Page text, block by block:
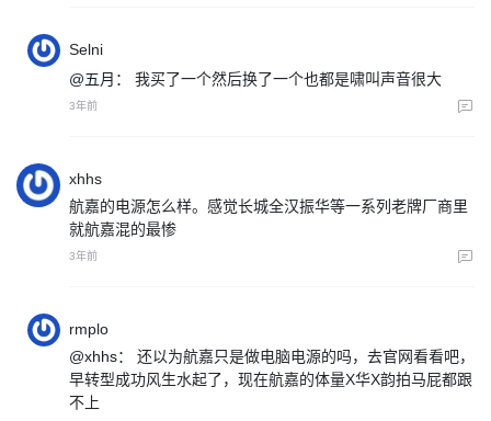
Selni
@五月：
我买了一个然后换了一个也都是啸叫声音很大
3年前
xhhs
航嘉的电源怎么样。感觉长城全汉振华等一系列老牌厂商里
就航嘉混的最惨
3年前
rmplo
@xhhs：
还以为航嘉只是做电脑电源的吗，去官网看看吧，
早转型成功风生水起了，现在航嘉的体量X华X韵拍马屁都跟
不上